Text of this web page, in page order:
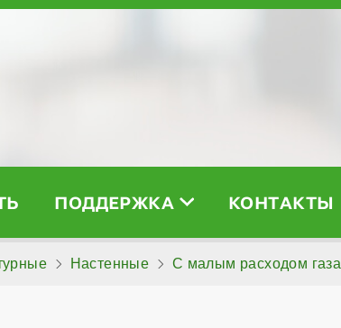
ПОДДЕРЖКА КОНТАКТЫ
Настенные С малым расходом газа